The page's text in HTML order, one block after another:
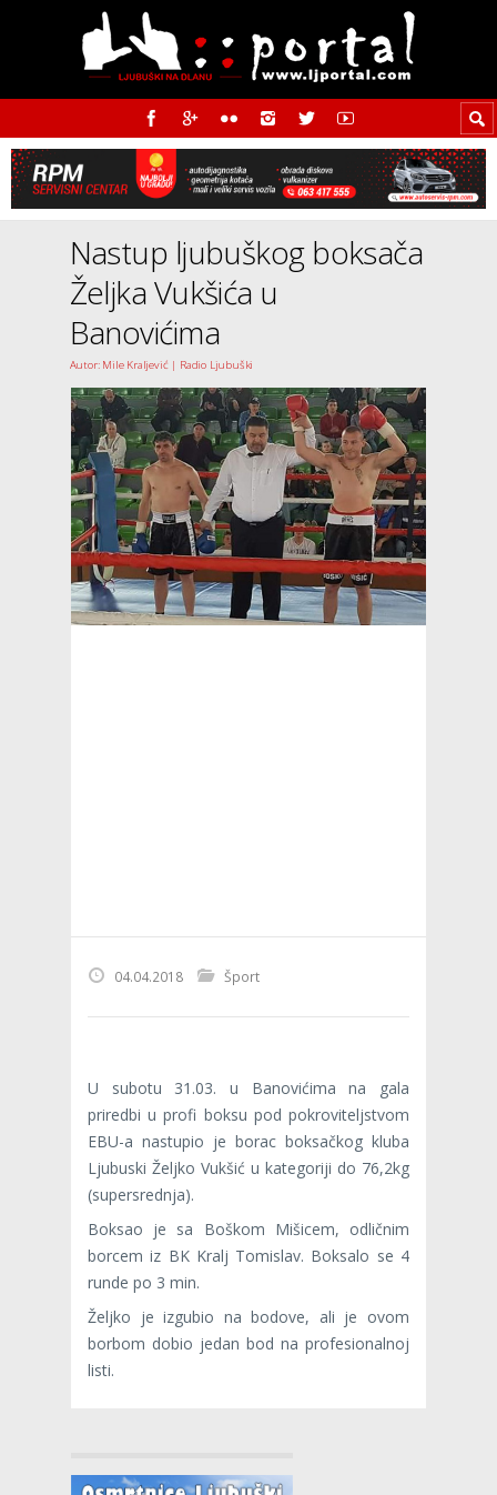
Nastup ljubuškog boksača
Željka Vukšića u
Banovićima
Autor: Mile Kraljević | Radio Ljubuški
04.04.2018 Šport
U subotu 31.03. u Banovićima na gala
priredbi u profi boksu pod pokroviteljstvom
EBU-a nastupio je borac boksačkog kluba
Ljubuski Željko Vukšić u kategoriji do 76,2kg
(supersrednja).
Boksao je sa Boškom Mišicem, odličnim
borcem iz BK Kralj Tomislav. Boksalo se 4
runde po 3 min.
Željko je izgubio na bodove, ali je ovom
borbom dobio jedan bod na profesionalnoj
listi.